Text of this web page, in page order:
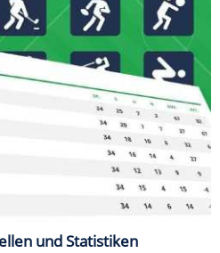
und Statistiken